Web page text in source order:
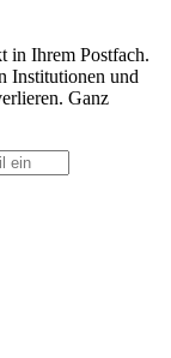
in Ihrem Postfach.
Institutionen und
Ganz